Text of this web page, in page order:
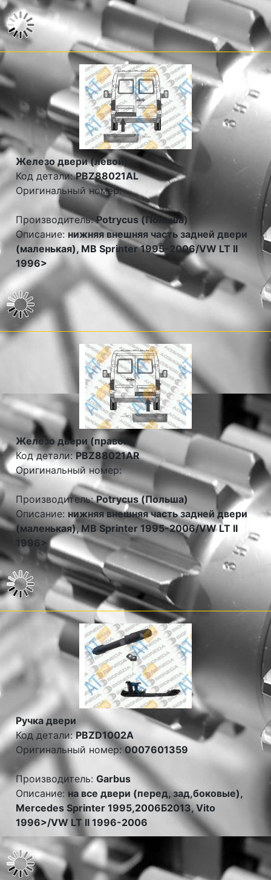
Железо двери (левой)
Код детали:PBZ88021AL
Оригинальный номер:
Производитель:Potrycus (Польша)
Описание:нижняя внешняя часть задней двери
(маленькая), MB Sprinter 1995-2006/VW LT II
1996>
Железо двери (правой)
Код детали:PBZ88021AR
Оригинальный номер:
Производитель:Potrycus (Польша)
Описание: нижняя внешняя часть задней двери
(маленькая), MB Sprinter 1995-2006/VW LT II
1996>
Ручка двери
Код детали:PBZD1002A
Оригинальный номер: 0007601359
Производитель: Garbus
Описание:на все двери (перед, зад,боковые),
Mercedes Sprinter 1995,2006Б2013, Vito
1996>/VW LT II 1996-2006